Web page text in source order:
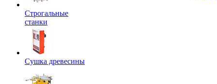
Строгальные
станки
Сушка древесины